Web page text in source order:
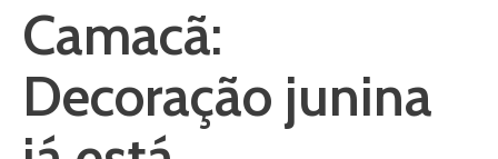
Camacã:
Decoração junina